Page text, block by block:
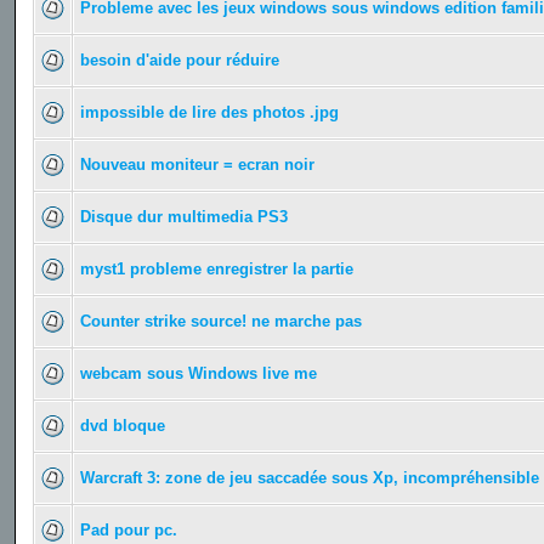
Probleme avec les jeux windows sous windows edition
besoin d'aide pour réduire
impossible de lire des photos .jpg
Nouveau moniteur = ecran noir
Disque dur multimedia PS3
myst1 probleme enregistrer la partie
Counter strike source! ne marche pas
webcam sous Windows live me
dvd bloque
Warcraft 3: zone de jeu saccadée sous Xp, incompréhensible
Pad pour pc.